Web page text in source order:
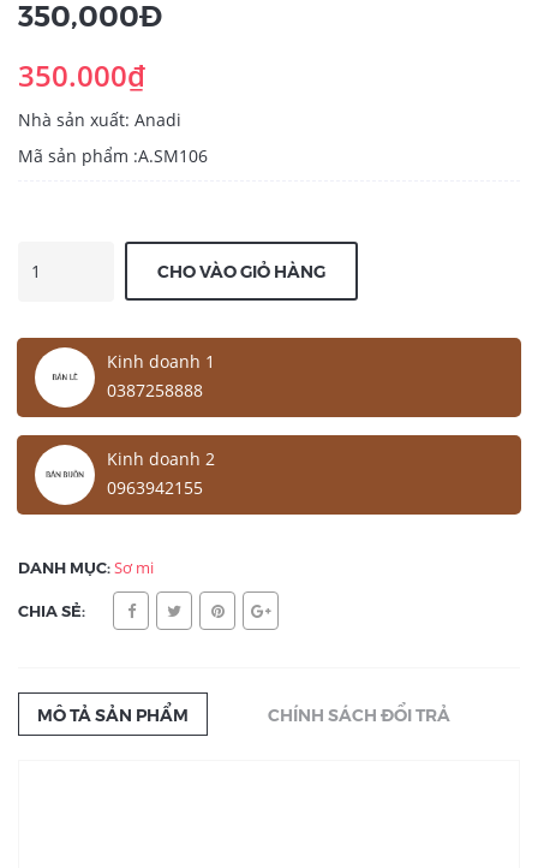
350,000Đ
350.000₫
Nhà sản xuất: Anadi
Mã sản phẩm :A.SM106
CHO VÀO GIỎ HÀNG
Kinh doanh 1
0387258888
Kinh doanh 2
0963942155
DANH MỤC:Sơ mi
CHIA SẺ:
MÔ TẢ SẢN PHẨM CHÍNH SÁCH ĐỔI TRẢ